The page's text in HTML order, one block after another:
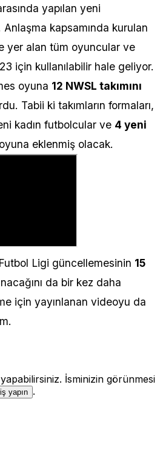
yapılan yeni
kapsamında kurulan
yer alan tüm oyuncular ve
için kullanılabilir hale geliyor.
oyuna 12 NWSL takımını
Tabii ki takımların formaları,
kadın futbolcular ve 4 yeni
eklenmiş olacak.
Ligi güncellemesinin 15
da bir kez daha
için yayınlanan videoyu da
İsminizin görünmesi
yapın .